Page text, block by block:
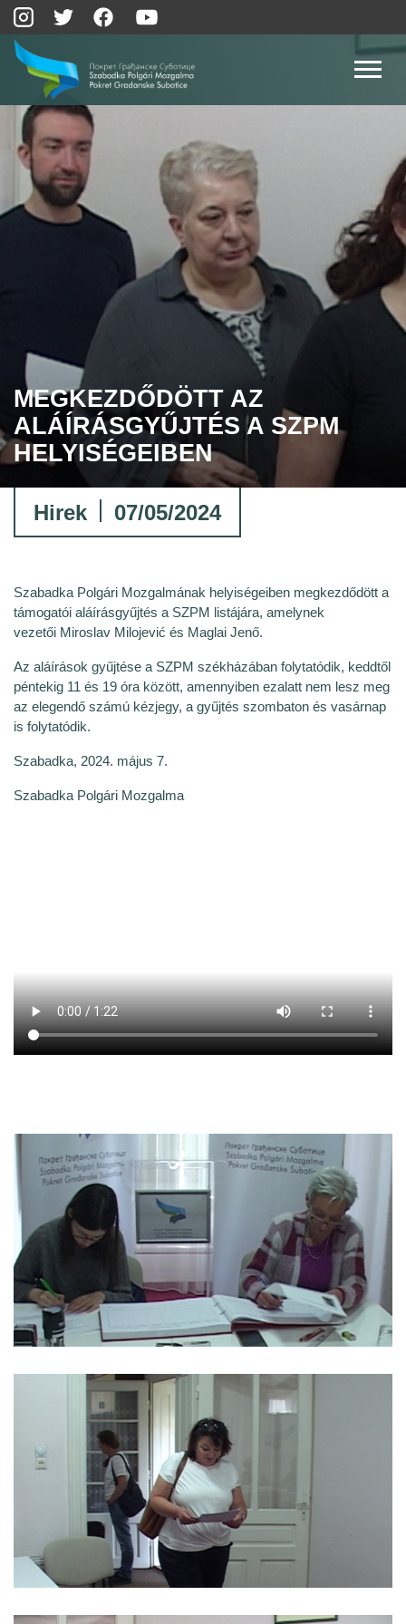
MEGKEZDŐDÖTT AZ
ALÁÍRÁSGYŰJTÉS A SZPM
HELYISÉGEIBEN
Hirek 07/05/2024
Szabadka Polgári Mozgalmának helyiségeiben megkezdődött a
támogatói aláírásgyűjtés a SZPM listájára, amelynek
vezetői Miroslav Milojević és Maglai Jenő.
Az aláírások gyűjtése a SZPM székházában folytatódik, keddtől
péntekig 11 és 19 óra között, amennyiben ezalatt nem lesz meg
az elegendő számú kézjegy, a gyűjtés szombaton és vasárnap
is folytatódik.
Szabadka, 2024. május 7.
Szabadka Polgári Mozgalma